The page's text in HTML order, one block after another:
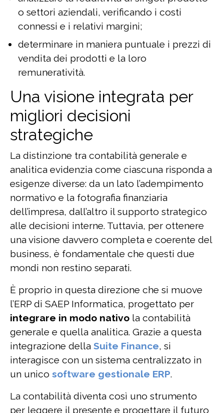
o settori aziendali, verificando i costi
connessi e i relativi margini;
determinare in maniera puntuale i prezzi di
vendita dei prodotti e la loro
remuneratività.
Una visione integrata per
migliori decisioni
strategiche
La distinzione tra contabilità generale e
analitica evidenzia come ciascuna risponda a
esigenze diverse: da un lato l’adempimento
normativo e la fotografia finanziaria
dell’impresa, dall’altro il supporto strategico
alle decisioni interne. Tuttavia, per ottenere
una visione davvero completa e coerente del
business, è fondamentale che questi due
mondi non restino separati.
È proprio in questa direzione che si muove
l’ERP di SAEP Informatica, progettato per
integrare in modo nativo la contabilità
generale e quella analitica. Grazie a questa
integrazione della Suite Finance, si
interagisce con un sistema centralizzato in
un unico software gestionale ERP.
La contabilità diventa così uno strumento
per leggere il presente e progettare il futuro